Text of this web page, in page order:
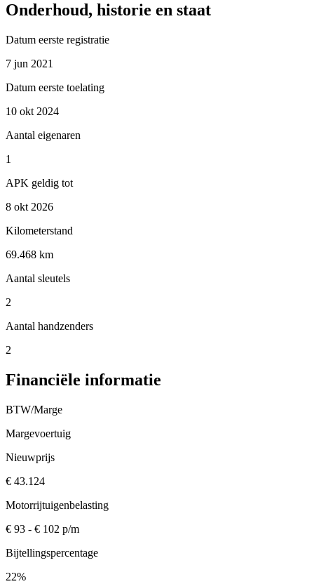
Onderhoud, historie en staat
Datum eerste registratie
7 jun 2021
Datum eerste toelating
10 okt 2024
Aantal eigenaren
1
APK geldig tot
8 okt 2026
Kilometerstand
69.468 km
Aantal sleutels
2
Aantal handzenders
2
Financiële informatie
BTW/Marge
Margevoertuig
Nieuwprijs
€ 43.124
Motorrijtuigenbelasting
€ 93 - € 102 p/m
Bijtellingspercentage
22%